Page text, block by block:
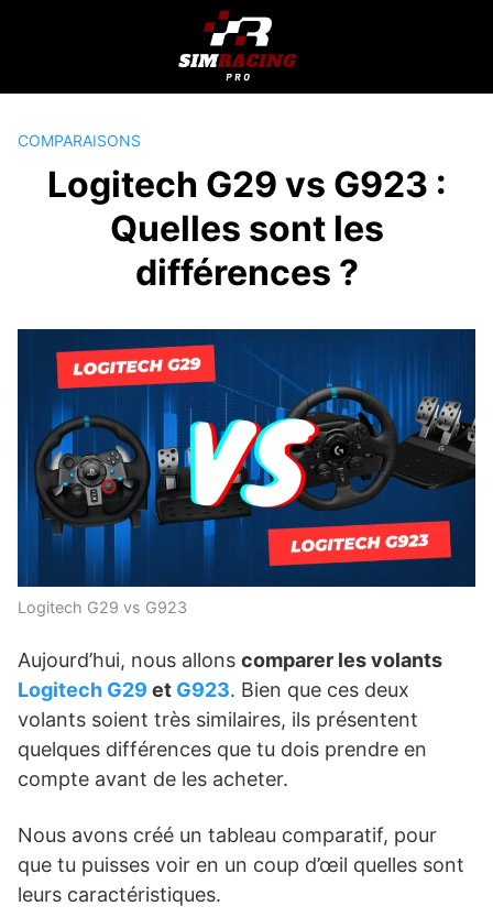
COMPARAISONS
Logitech G29 vs G923 :
Quelles sont les
différences ?
Logitech G29 vs G923
Aujourd’hui, nous allons comparer les volants
Logitech G29 et G923. Bien que ces deux
volants soient très similaires, ils présentent
quelques différences que tu dois prendre en
compte avant de les acheter.
Nous avons créé un tableau comparatif, pour
que tu puisses voir en un coup d’œil quelles sont
leurs caractéristiques.